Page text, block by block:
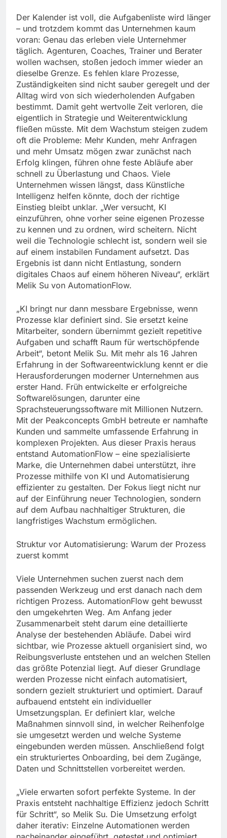
Der Kalender ist voll, die Aufgabenliste wird länger
– und trotzdem kommt das Unternehmen kaum
voran: Genau das erleben viele Unternehmer
täglich. Agenturen, Coaches, Trainer und Berater
wollen wachsen, stoßen jedoch immer wieder an
dieselbe Grenze. Es fehlen klare Prozesse,
Zuständigkeiten sind nicht sauber geregelt und der
Alltag wird von sich wiederholenden Aufgaben
bestimmt. Damit geht wertvolle Zeit verloren, die
eigentlich in Strategie und Weiterentwicklung
fließen müsste. Mit dem Wachstum steigen zudem
oft die Probleme: Mehr Kunden, mehr Anfragen
und mehr Umsatz mögen zwar zunächst nach
Erfolg klingen, führen ohne feste Abläufe aber
schnell zu Überlastung und Chaos. Viele
Unternehmen wissen längst, dass Künstliche
Intelligenz helfen könnte, doch der richtige
Einstieg bleibt unklar. „Wer versucht, KI
einzuführen, ohne vorher seine eigenen Prozesse
zu kennen und zu ordnen, wird scheitern. Nicht
weil die Technologie schlecht ist, sondern weil sie
auf einem instabilen Fundament aufsetzt. Das
Ergebnis ist dann nicht Entlastung, sondern
digitales Chaos auf einem höheren Niveau“, erklärt
Melik Su von AutomationFlow.
„KI bringt nur dann messbare Ergebnisse, wenn
Prozesse klar definiert sind. Sie ersetzt keine
Mitarbeiter, sondern übernimmt gezielt repetitive
Aufgaben und schafft Raum für wertschöpfende
Arbeit“, betont Melik Su. Mit mehr als 16 Jahren
Erfahrung in der Softwareentwicklung kennt er die
Herausforderungen moderner Unternehmen aus
erster Hand. Früh entwickelte er erfolgreiche
Softwarelösungen, darunter eine
Sprachsteuerungssoftware mit Millionen Nutzern.
Mit der Peakconcepts GmbH betreute er namhafte
Kunden und sammelte umfassende Erfahrung in
komplexen Projekten. Aus dieser Praxis heraus
entstand AutomationFlow – eine spezialisierte
Marke, die Unternehmen dabei unterstützt, ihre
Prozesse mithilfe von KI und Automatisierung
effizienter zu gestalten. Der Fokus liegt nicht nur
auf der Einführung neuer Technologien, sondern
auf dem Aufbau nachhaltiger Strukturen, die
langfristiges Wachstum ermöglichen.
Struktur vor Automatisierung: Warum der Prozess
zuerst kommt
Viele Unternehmen suchen zuerst nach dem
passenden Werkzeug und erst danach nach dem
richtigen Prozess. AutomationFlow geht bewusst
den umgekehrten Weg. Am Anfang jeder
Zusammenarbeit steht darum eine detaillierte
Analyse der bestehenden Abläufe. Dabei wird
sichtbar, wie Prozesse aktuell organisiert sind, wo
Reibungsverluste entstehen und an welchen Stellen
das größte Potenzial liegt. Auf dieser Grundlage
werden Prozesse nicht einfach automatisiert,
sondern gezielt strukturiert und optimiert. Darauf
aufbauend entsteht ein individueller
Umsetzungsplan. Er definiert klar, welche
Maßnahmen sinnvoll sind, in welcher Reihenfolge
sie umgesetzt werden und welche Systeme
eingebunden werden müssen. Anschließend folgt
ein strukturiertes Onboarding, bei dem Zugänge,
Daten und Schnittstellen vorbereitet werden.
„Viele erwarten sofort perfekte Systeme. In der
Praxis entsteht nachhaltige Effizienz jedoch Schritt
für Schritt“, so Melik Su. Die Umsetzung erfolgt
daher iterativ: Einzelne Automationen werden